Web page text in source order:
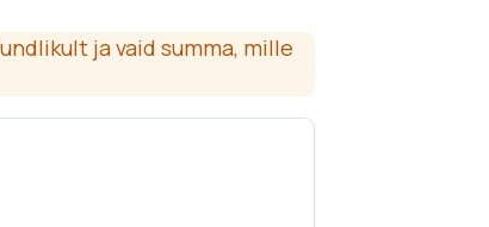
ja vaid summa, mille